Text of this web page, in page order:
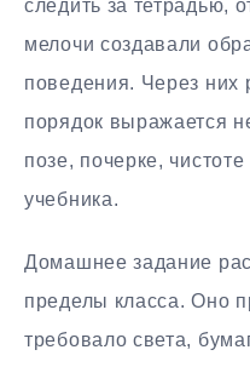
следить за тетрадью,
мелочи создавали
поведения. Через них
порядок выражается
позе, почерке,
учебника.
Домашнее задание
пределы класса. Оно
требовало света,